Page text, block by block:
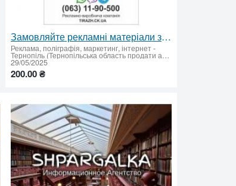
Замовляйте рекламні матеріали зі знижками прямо зараз
Реклама, поліграфія, маркетинг, інтернет-
Тернопіль (Тернопільська область продати або придбати)
29/05/2025
200.00 ₴